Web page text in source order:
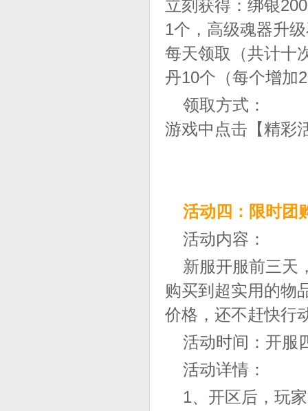
立刻获得：绑银
1个，高级魂器升
每天领取（共计十
丹10个（每个增加
领取方式：
游戏中点击【精彩
活动四：限时团
活动内容：
新服开服前三天
购买到超实用的物
价格，还不赶快行
活动时间：开服
活动详情：
1、开区后，玩